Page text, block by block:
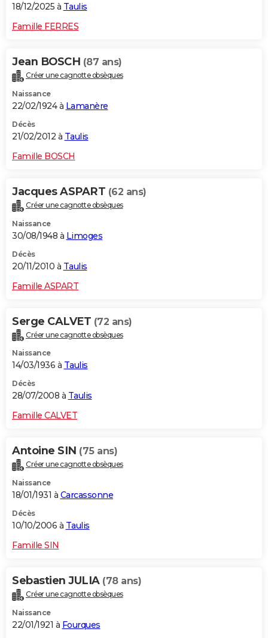
S'inscrire
Se connecter
Lycées
Collèges
Primaires
Universités
Entreprises
Service militaire
Avis de recherche
AVIS DE DÉCÈS
FORUM
18/12/2025 à Taulis
Famille FERRES
Jean BOSCH (87 ans)
Créer une cagnotte obsèques
Naissance
22/02/1924 à Lamanère
Décès
21/02/2012 à Taulis
Famille BOSCH
Jacques ASPART (62 ans)
Créer une cagnotte obsèques
Naissance
30/08/1948 à Limoges
Décès
20/11/2010 à Taulis
Famille ASPART
Serge CALVET (72 ans)
Créer une cagnotte obsèques
Naissance
14/03/1936 à Taulis
Décès
28/07/2008 à Taulis
Famille CALVET
Antoine SIN (75 ans)
Créer une cagnotte obsèques
Naissance
18/01/1931 à Carcassonne
Décès
10/10/2006 à Taulis
Famille SIN
Sebastien JULIA (78 ans)
Créer une cagnotte obsèques
Naissance
22/01/1921 à Fourques